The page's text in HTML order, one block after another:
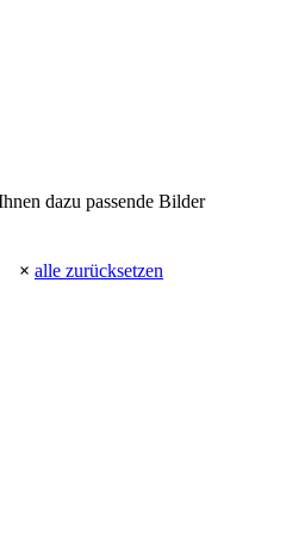
dazu passende Bilder
× alle zurücksetzen